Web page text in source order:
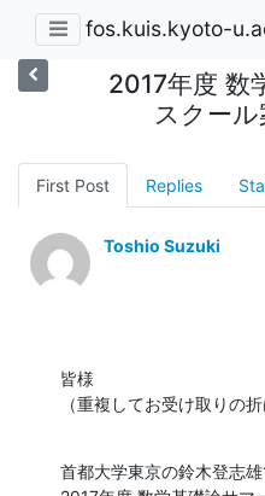
fos.kuis.kyoto-
2017年度 数
スクー
First Post Replies
Toshio Suzuki
皆様
（重複してお受け取りの
首都大学東京の鈴木登志雄